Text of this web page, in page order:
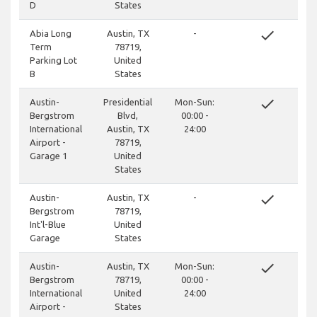
D States
Abia Long
Term
Parking Lot
B
Austin, TX
78719,
United
States
- done
Austin-
Bergstrom
International
Airport -
Garage 1
Presidential
Blvd,
Austin, TX
78719,
United
States
Mon-Sun:
00:00 -
24:00
done
Austin-
Bergstrom
Int'l-Blue
Garage
Austin, TX
78719,
United
States
- done
Austin-
Bergstrom
International
Airport -
Austin, TX
78719,
United
States
Mon-Sun:
00:00 -
24:00
done